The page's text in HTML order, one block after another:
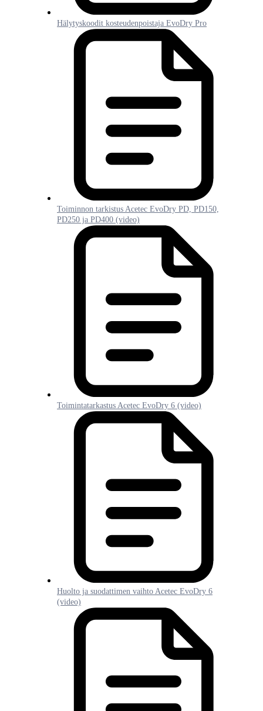
Hälytyskoodit kosteudenpoistaja EvoDry Pro
Toiminnon tarkistus Acetec EvoDry PD, PD150,
PD250 ja PD400 (video)
Toimintatarkastus Acetec EvoDry 6 (video)
Huolto ja suodattimen vaihto Acetec EvoDry 6
(video)